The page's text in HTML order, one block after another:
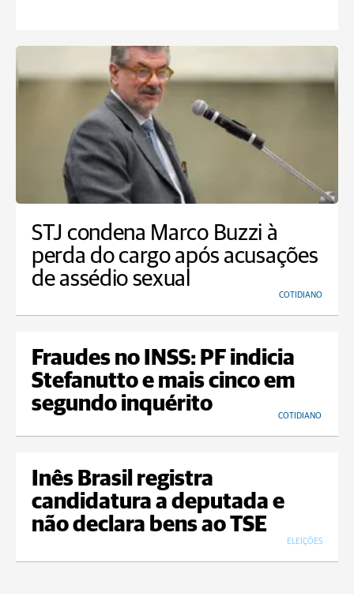
STJ condena Marco Buzzi à
perda do cargo após acusações
de assédio sexual
COTIDIANO
Fraudes no INSS: PF indicia
Stefanutto e mais cinco em
segundo inquérito
COTIDIANO
Inês Brasil registra
candidatura a deputada e
não declara bens ao TSE
ELEIÇÕES